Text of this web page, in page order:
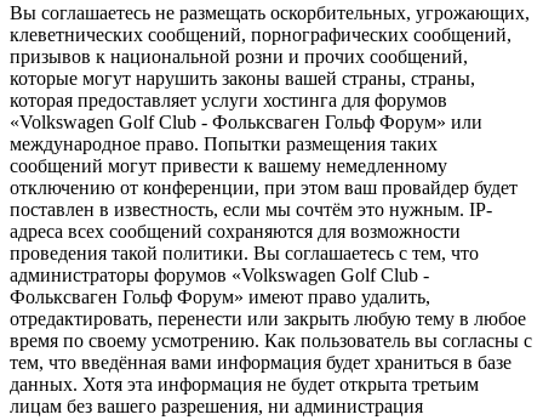
Вы соглашаетесь не размещать оскорбительных, угрожающих,
клеветнических сообщений, порнографических сообщений,
призывов к национальной розни и прочих сообщений,
которые могут нарушить законы вашей страны, страны,
которая предоставляет услуги хостинга для форумов
«Volkswagen Golf Club - Фольксваген Гольф Форум» или
международное право. Попытки размещения таких
сообщений могут привести к вашему немедленному
отключению от конференции, при этом ваш провайдер будет
поставлен в известность, если мы сочтём это нужным. IP-
адреса всех сообщений сохраняются для возможности
проведения такой политики. Вы соглашаетесь с тем, что
администраторы форумов «Volkswagen Golf Club -
Фольксваген Гольф Форум» имеют право удалить,
отредактировать, перенести или закрыть любую тему в любое
время по своему усмотрению. Как пользователь вы согласны с
тем, что введённая вами информация будет храниться в базе
данных. Хотя эта информация не будет открыта третьим
лицам без вашего разрешения, ни администрация